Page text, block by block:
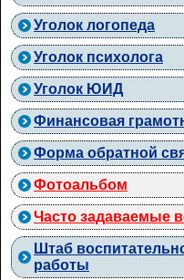
Уголок логопеда
Уголок психолога
Уголок ЮИД
Финансовая
Форма обратной
Фотоальбом
Часто задаваемые
Штаб
работы